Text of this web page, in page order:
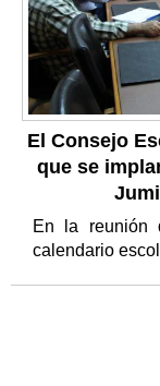
El Consejo
que se
En la reunión
calendario